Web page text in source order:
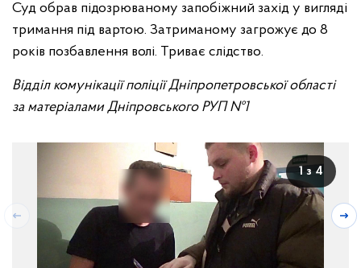
Суд обрав підозрюваному запобіжний захід у вигляді
тримання під вартою. Затриманому загрожує до 8
років позбавлення волі. Триває слідство.
Відділ комунікації поліції Дніпропетровської області
за матеріалами Дніпровського РУП №1
1 з 4